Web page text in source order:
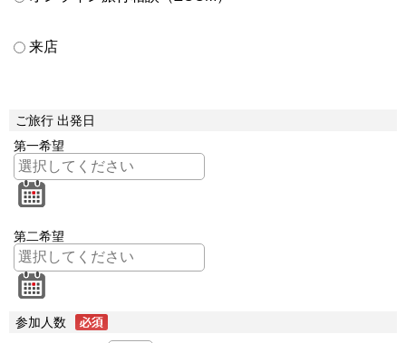
来店
ご旅行 出発日
第一希望
第二希望
参加人数